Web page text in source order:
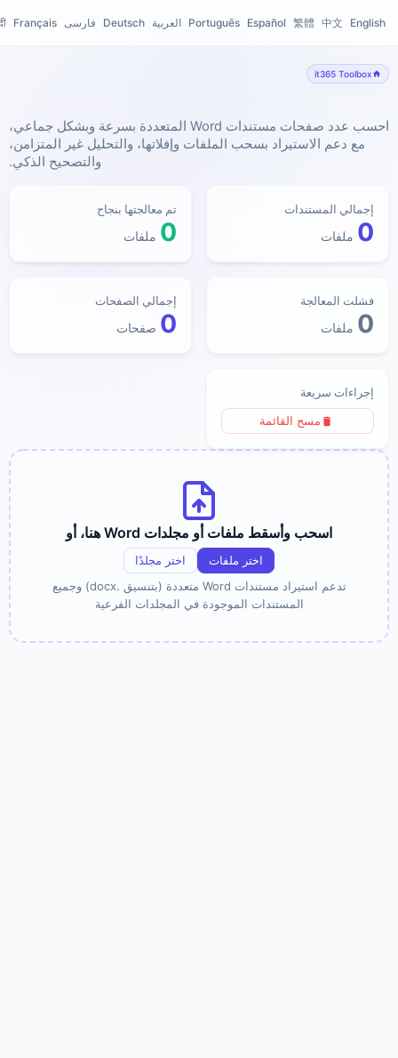
English
中文
繁體
Español
Português العربية Deutsch فارسی Français
it365 Toolbox
احسب عدد صفحات مستندات Word المتعددة بسرعة وبشكل جماعي،
مع دعم الاستيراد بسحب الملفات وإفلاتها، والتحليل غير المتزامن،
والتصحيح الذكي.
إجمالي المستندات
0 ملفات
تم معالجتها بنجاح
0 ملفات
فشلت المعالجة
0 ملفات
إجمالي الصفحات
0 صفحات
إجراءات سريعة
مسح القائمة
اسحب وأسقط ملفات أو مجلدات Word هنا، أو
اختر ملفات اختر مجلدًا
تدعم استيراد مستندات Word متعددة (بتنسيق .docx) وجميع
المستندات الموجودة في المجلدات الفرعية